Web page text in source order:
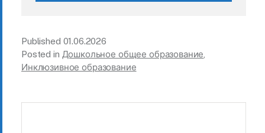
Published 01.06.2026
Posted in Дошкольное общее образование
Инклюзивное образование